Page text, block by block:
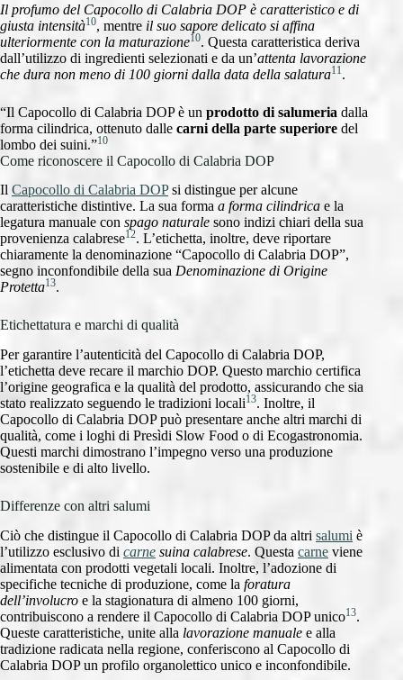
Il profumo del Capocollo di Calabria DOP è caratteristico e di
giusta intensità10, mentre il suo sapore delicato si affina
ulteriormente con la maturazione10. Questa caratteristica deriva
dall’utilizzo di ingredienti selezionati e da un’attenta lavorazione
che dura non meno di 100 giorni dalla data della salatura11 .
“Il Capocollo di Calabria DOP è un prodotto di salumeria dalla
forma cilindrica, ottenuto dalle carni della parte superiore del
lombo dei suini.”10
Come riconoscere il Capocollo di Calabria DOP
Il Capocollo di Calabria DOPsi distingue per alcune
caratteristiche distintive. La sua forma a forma cilindrica e la
legatura manuale con spago naturale sono indizi chiari della sua
provenienza calabrese12. L’etichetta, inoltre, deve riportare
chiaramente la denominazione “Capocollo di Calabria DOP”,
segno inconfondibile della sua Denominazione di Origine
Protetta13.
Etichettatura e marchi di qualità
Per garantire l’autenticità del Capocollo di Calabria DOP,
l’etichetta deve recare il marchio DOP. Questo marchio certifica
l’origine geografica e la qualità del prodotto, assicurando che sia
stato realizzato seguendo le tradizioni locali13. Inoltre, il
Capocollo di Calabria DOP può presentare anche altri marchi di
qualità, come i loghi di Presìdi Slow Food o di Ecogastronomia.
Questi marchi dimostrano l’impegno verso una produzione
sostenibile e di alto livello.
Differenze con altri salumi
Ciò che distingue il Capocollo di Calabria DOP da altri salumi è
l’utilizzo esclusivo di carne suina calabrese. Questa carne viene
alimentata con prodotti vegetali locali. Inoltre, l’adozione di
specifiche tecniche di produzione, come la foratura
dell’involucro e la stagionatura di almeno 100 giorni,
contribuiscono a rendere il Capocollo di Calabria DOP unico13.
Queste caratteristiche, unite alla lavorazione manuale e alla
tradizione radicata nella regione, conferiscono al Capocollo di
Calabria DOP un profilo organolettico unico e inconfondibile.